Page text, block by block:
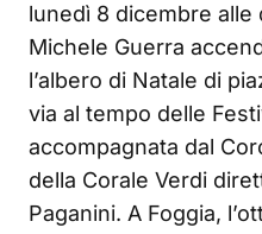
lunedì 8 dicembre alle
Michele Guerra
l’albero di Natale di
via al tempo delle
accompagnata dal
della Corale Verdi
Paganini. A Foggia,